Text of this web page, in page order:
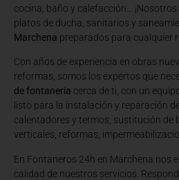
cocina, baño y calefacción…
platos de ducha, sanitarios y
Marchena preparados para cualquier
Con años de experiencia en obras
reformas, somos los expertos que
de fontanería cerca de ti, con un
listo para la instalación y reparación
calentadores y termos, sustitución de
verticales, reformas,
En Fontaneros 24h en Marchena nos
calidad de nuestros servicios.